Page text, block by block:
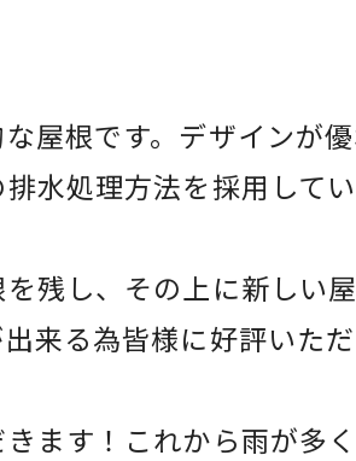
屋根です。デザインが
水処理方法を採用してい
残し、その上に新しい
来る為皆様に好評いただ
ます！これから雨が多